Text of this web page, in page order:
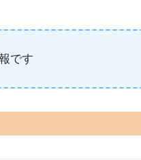
です